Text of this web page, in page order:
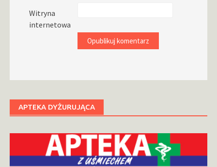
Witryna
internetowa
APTEKA DYŻURUJĄCA